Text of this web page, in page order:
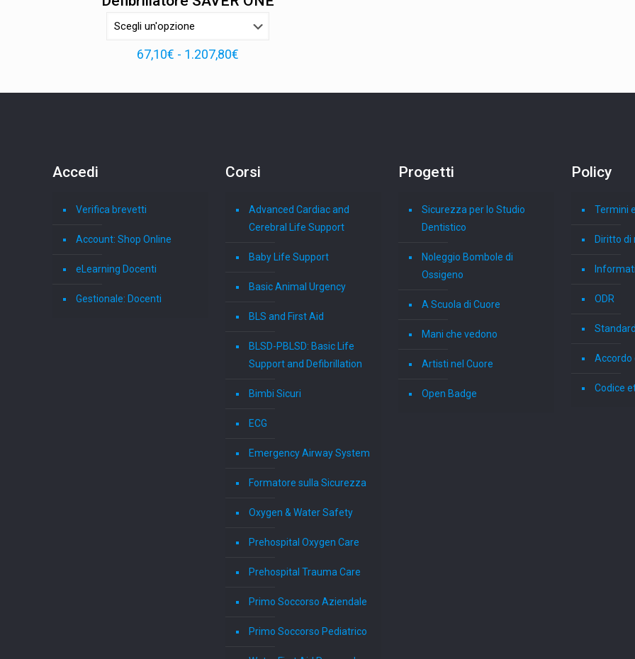
67,10€ - 1.207,80€
prezzo:
Accedi
Verifica brevetti
Account: Shop Online
eLearning Docenti
Gestionale: Docenti
Corsi
Advanced Cardiac and
Cerebral Life Support
Baby Life Support
Basic Animal Urgency
BLS and First Aid
BLSD-PBLSD: Basic Life
Support and Defibrillation
Bimbi Sicuri
ECG
Emergency Airway System
Formatore sulla Sicurezza
Oxygen & Water Safety
Prehospital Oxygen Care
Prehospital Trauma Care
Primo Soccorso Aziendale
Primo Soccorso Pediatrico
Progetti
Sicurezza per lo Studio
Dentistico
Noleggio Bombole di
Ossigeno
A Scuola di Cuore
Mani che vedono
Artisti nel Cuore
Open Badge
Policy
Termini
Diritto di
ODR
Accordo
Codice